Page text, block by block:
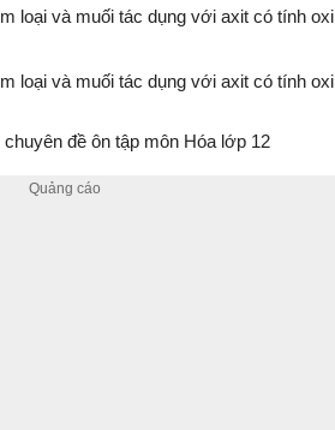
loại và muối tác dụng với axit có tính
loại và muối tác dụng với axit có tính
đề ôn tập môn Hóa lớp 12